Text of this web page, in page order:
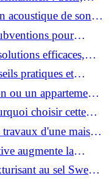
des prix
acoustique de son
pour
?
efficaces,
pratiques et
ou un appartement
et astuces ?
choisir cette
?
d'une maison
augmente la
?au sel Sweet